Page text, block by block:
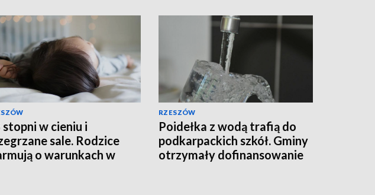
stopni w cieniu i
sale. Rodzice
o warunkach w
RZESZÓW
Poidełka z wodą trafią do
podkarpackich szkół. Gminy
otrzymały dofinansowanie